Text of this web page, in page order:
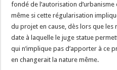
fondé de l’autorisation
même si cette régularisation
du projet en cause, dès lors que les
date à laquelle le juge statue
qui n’implique pas d’apporter à ce
en changerait la nature même.